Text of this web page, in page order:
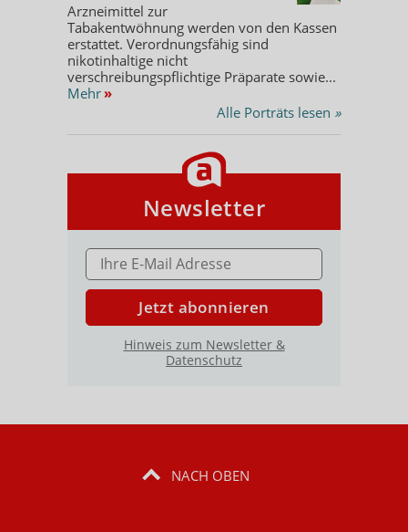
Arzneimittel zur
Tabakentwöhnung werden von den Kassen
erstattet. Verordnungsfähig sind
nikotinhaltige nicht
verschreibungspflichtige Präparate sowie...
Mehr »
Alle Porträts lesen »
Newsletter
E-MAIL ADRESSE
Jetzt abonnieren
Hinweis zum Newsletter &
Datenschutz
NACH OBEN